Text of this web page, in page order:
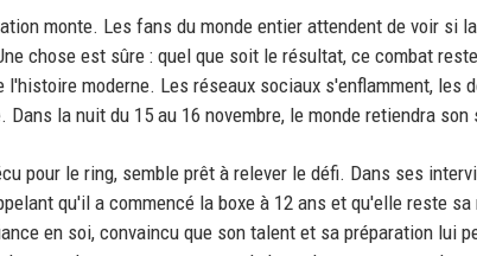
monte. Les fans du monde entier attendent de voir si
chose est sûre : quel que soit le résultat, ce combat
l'histoire moderne. Les réseaux sociaux s'enflamment, les
la nuit du 15 au 16 novembre, le monde retiendra son
pour le ring, semble prêt à relever le défi. Dans ses
qu'il a commencé la boxe à 12 ans et qu'elle reste
en soi, convaincu que son talent et sa préparation lui